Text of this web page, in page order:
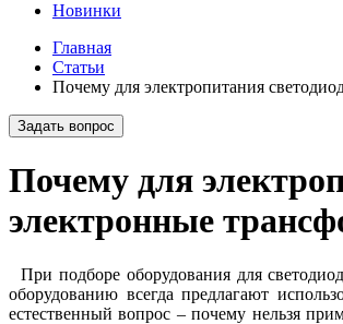
Новинки
Главная
Статьи
Почему для электропитания
Задать вопрос
Почему для
электронные
При подборе оборудования для
оборудованию всегда предлагают
естественный вопрос – почему нельзя